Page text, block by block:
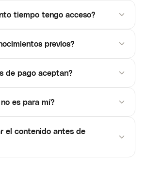
tiempo tengo acceso?
previos?
de pago aceptan?
es para mí?
el contenido antes de